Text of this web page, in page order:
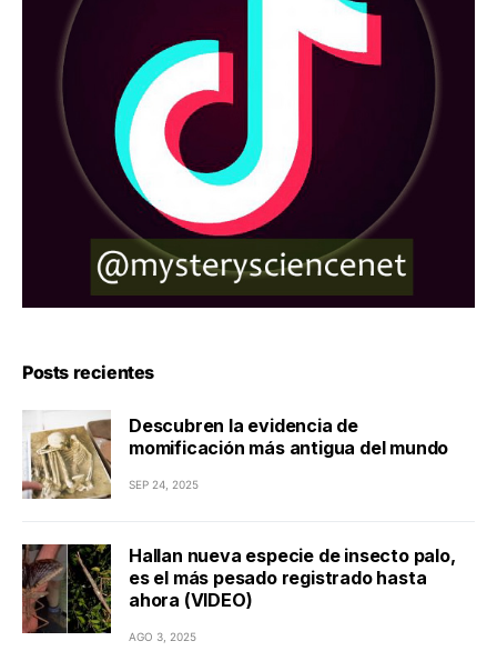
Posts recientes
Descubren la evidencia de
momificación más antigua del mundo
SEP 24, 2025
Hallan nueva especie de insecto palo,
es el más pesado registrado hasta
ahora (VIDEO)
AGO 3, 2025